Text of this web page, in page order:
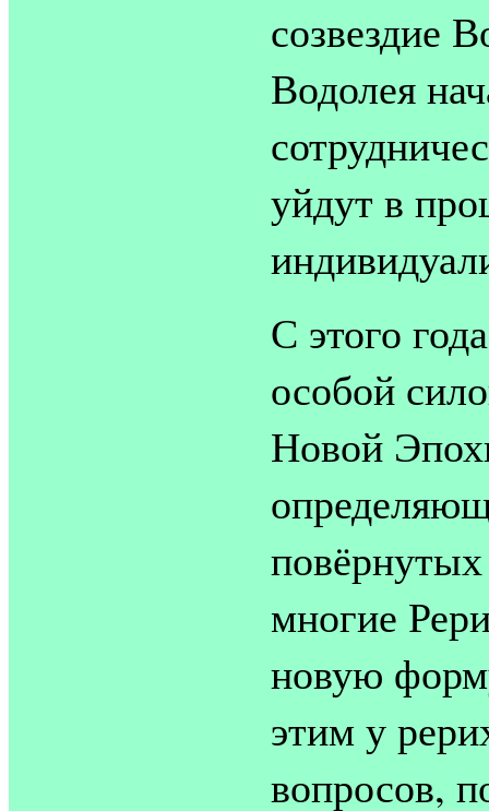
созвездие
Водолея
уйдут в
С этого
особой
Новой
многие
новую
этим у
вопросов,